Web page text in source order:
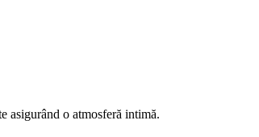
asigurând o atmosferă intimă.